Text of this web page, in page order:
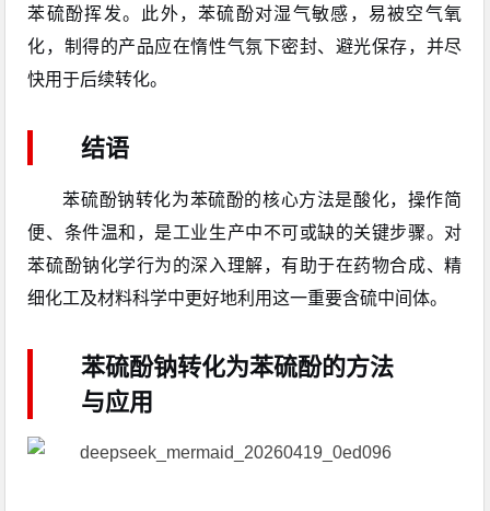
苯硫酚挥发。此外，苯硫酚对湿气敏感，易被空气氧
化，制得的产品应在惰性气氛下密封、避光保存，并尽
快用于后续转化。
结语
苯硫酚钠转化为苯硫酚的核心方法是酸化，操作简
便、条件温和，是工业生产中不可或缺的关键步骤。对
苯硫酚钠化学行为的深入理解，有助于在药物合成、精
细化工及材料科学中更好地利用这一重要含硫中间体。
苯硫酚钠转化为苯硫酚的方法
与应用